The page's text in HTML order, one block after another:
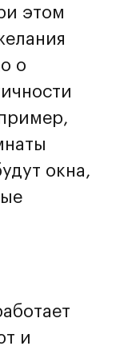
этом
о
окна,
и